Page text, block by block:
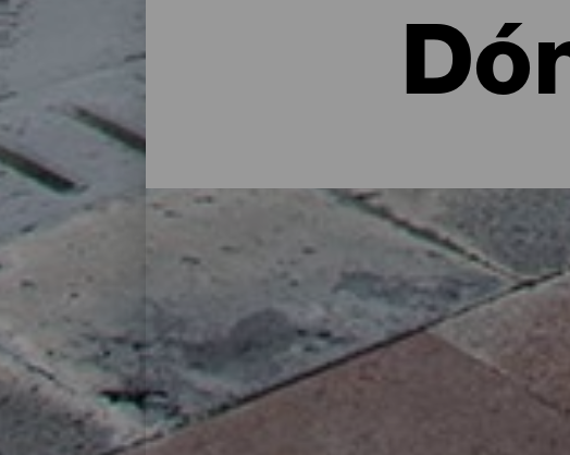
Dónde alojarse en la isla de
En una casa rural en plena naturaleza, en un
cuidados: La Palma dispone a lo largo de sus poco
perfecta para recargar las pilas tras un día de ruta